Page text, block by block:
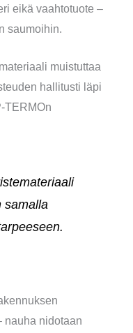
eikä vaahtotuote –
saumoihin.
muistuttaa
hallitusti läpi
TERMOn
samalla
nauha nidotaan